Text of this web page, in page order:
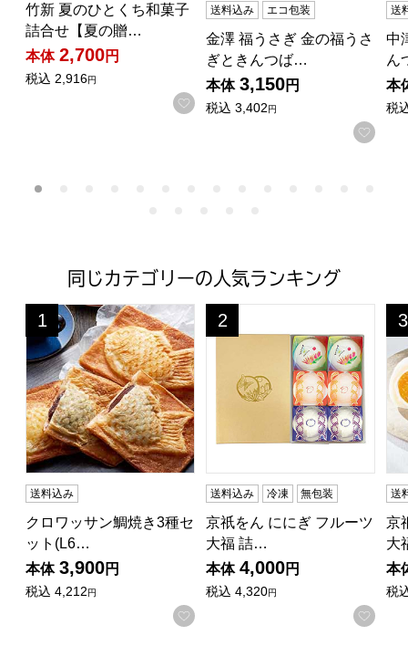
竹新 夏のひとくち和菓子
詰合せ【夏の贈…
本体 2,700円
税込 2,916円
お気に入りに登録する
送料込み エコ包装
金澤 福うさぎ 金の福うさ
ぎときんつば…
本体 3,150円
税込 3,402円
お気
送
中
ん
本
税
同じカテゴリーの人気ランキング
クロワッサン鯛焼き3種セット(L6467)【サクワ】【直送】
1
位
送料込み
クロワッサン鯛焼き3種セ
ット(L6…
本体 3,900円
税込 4,212円
お気に入りに登録する
京祇をん ににぎ フルーツ大
2
位
送料込み 冷凍 無包装
京祇をん ににぎ フルーツ
大福 詰…
本体 4,000円
税込 4,320円
お気
3
位
送
京
大
本
税